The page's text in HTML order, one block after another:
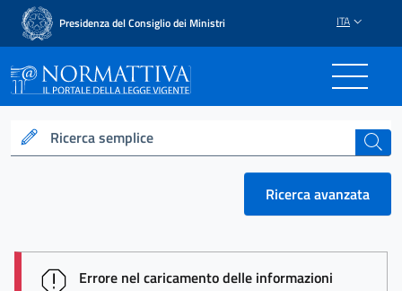
Presidenza del Consiglio dei Ministri ITA
Normattiva - Il portale
Ricerca semplice cerca
Ricerca avanzata
session id: ml49P4BoEJfzqNm8kU--
Errore nel caricamento delle informazioni